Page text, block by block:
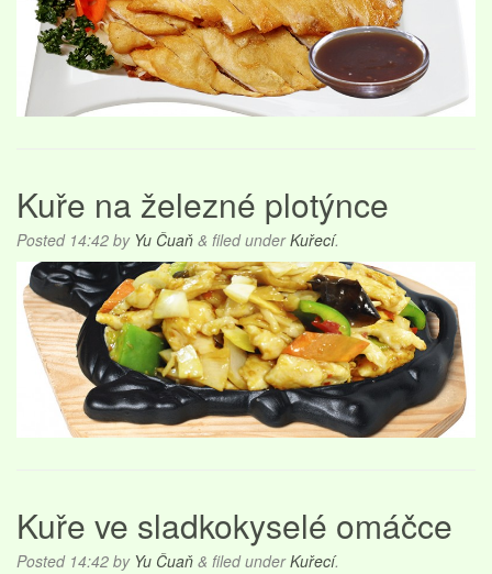
Kuře na železné plotýnce
Posted 14:42 by Yu Čuaň & filed underKuřecí.
Kuře ve sladkokyselé omáčce
Posted 14:42 by Yu Čuaň & filed underKuřecí.